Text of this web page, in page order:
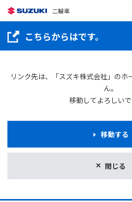
二輪車
こちらからはです。
リンク先は、「スズキ株式会社」のホ
ん。
移動してよろしい
閉じる
移動する